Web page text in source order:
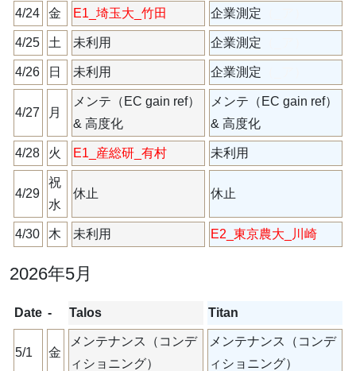
4/24 金 E1_埼玉大_竹田 企業測定
4/25 土 未利用 企業測定
4/26 日 未利用 企業測定
4/27 月
メンテ（EC gain ref）
& 高度化
メンテ（EC gain ref）
& 高度化
4/28 火 E1_産総研_有村 未利用
4/29
祝
水
休止 休止
4/30 木 未利用 E2_東京農大_川崎
2026年5月
Date - Talos Titan
5/1 金
メンテナンス（コンデ
ィショニング）
メンテナンス（コンデ
ィショニング）